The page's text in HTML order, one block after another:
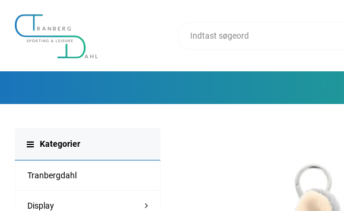
Kategorier
Tranbergdahl
Display